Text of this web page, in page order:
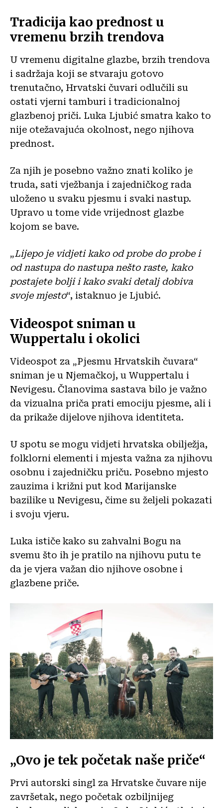
Tradicija kao prednost u
vremenu brzih trendova
U vremenu digitalne glazbe, brzih trendova
i sadržaja koji se stvaraju gotovo
trenutačno, Hrvatski čuvari odlučili su
ostati vjerni tamburi i tradicionalnoj
glazbenoj priči. Luka Ljubić smatra kako to
nije otežavajuća okolnost, nego njihova
prednost.
Za njih je posebno važno znati koliko je
truda, sati vježbanja i zajedničkog rada
uloženo u svaku pjesmu i svaki nastup.
Upravo u tome vide vrijednost glazbe
kojom se bave.
„Lijepo je vidjeti kako od probe do probe i
od nastupa do nastupa nešto raste, kako
postajete bolji i kako svaki detalj dobiva
svoje mjesto“, istaknuo je Ljubić.
Videospot sniman u
Wuppertalu i okolici
Videospot za „Pjesmu Hrvatskih čuvara“
sniman je u Njemačkoj, u Wuppertalu i
Nevigesu. Članovima sastava bilo je važno
da vizualna priča prati emociju pjesme, ali i
da prikaže dijelove njihova identiteta.
U spotu se mogu vidjeti hrvatska obilježja,
folklorni elementi i mjesta važna za njihovu
osobnu i zajedničku priču. Posebno mjesto
zauzima i križni put kod Marijanske
bazilike u Nevigesu, čime su željeli pokazati
i svoju vjeru.
Luka ističe kako su zahvalni Bogu na
svemu što ih je pratilo na njihovu putu te
da je vjera važan dio njihove osobne i
glazbene priče.
„Ovo je tek početak naše priče“
Prvi autorski singl za Hrvatske čuvare nije
završetak, nego početak ozbiljnijeg